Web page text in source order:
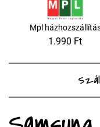
Mpl
1.990 Ft